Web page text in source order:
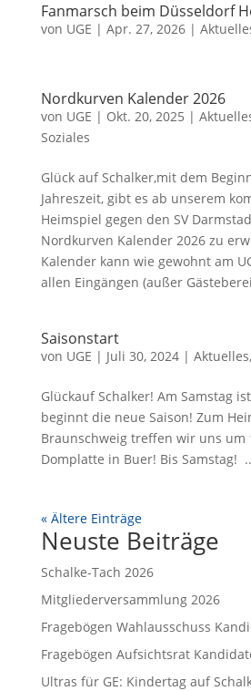
Fanmarsch beim Düsseldorf
von UGE | Apr. 27, 2026|
Nordkurven Kalender 2026
von UGE | Okt. 20, 2025 |
Soziales
Glück auf Schalker,mit dem
Jahreszeit, gibt es ab unserem
Heimspiel gegen den SV
Nordkurven Kalender 2026 zu
Kalender kann wie gewohnt am
allen Eingängen (außer
Saisonstart
von UGE | Juli 30, 2024| Aktuelles,
Glückauf Schalker! Am Samstag
beginnt die neue Saison! Zum
Braunschweig treffen wir uns um
Domplatte in Buer! Bis Samstag!
« Ältere Einträge
Neuste Beiträge
Schalke-Tach 2026
Mitgliederversammlung 2026
Fragebögen Wahlausschuss
Fragebögen Aufsichtsrat
Ultras für GE: Kindertag auf